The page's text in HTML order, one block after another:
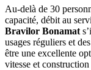
Au-delà de 30
capacité, débit au
Bravilor Bonamat
usages réguliers et
être une excellente
vitesse et